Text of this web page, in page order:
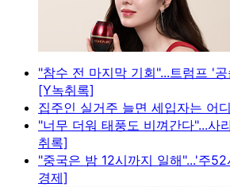
"참수 전 마지막 기회"...트럼프 '
[Y녹취록]
집주인 실거주 늘면 세입자는 어
"너무 더워 태풍도 비껴간다"...사
취록]
"중국은 밤 12시까지 일해"...'주
경제]